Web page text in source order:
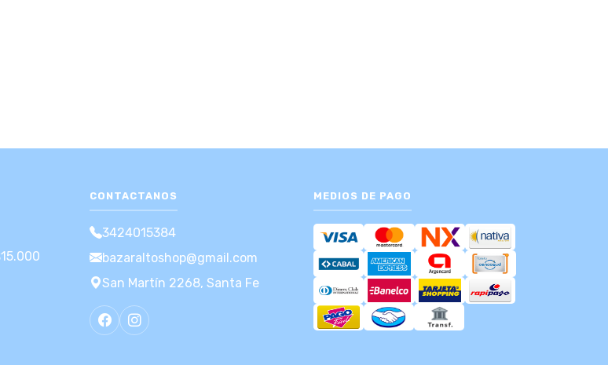
CONTACTANOS
3424015384
bazaraltoshop@gmail.com
San Martín 2268, Santa Fe
MEDIOS DE PAGO